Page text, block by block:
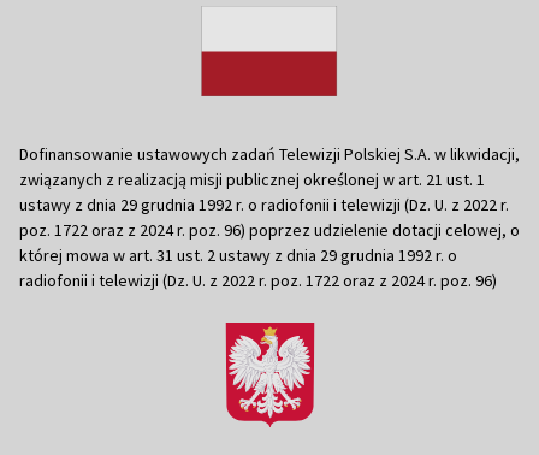
Dofinansowanie ustawowych zadań Telewizji Polskiej S.A. w likwidacji,
związanych z realizacją misji publicznej określonej w art. 21 ust. 1
ustawy z dnia 29 grudnia 1992 r. o radiofonii i telewizji (Dz. U. z 2022 r.
poz. 1722 oraz z 2024 r. poz. 96) poprzez udzielenie dotacji celowej, o
której mowa w art. 31 ust. 2 ustawy z dnia 29 grudnia 1992 r. o
radiofonii i telewizji (Dz. U. z 2022 r. poz. 1722 oraz z 2024 r. poz. 96)